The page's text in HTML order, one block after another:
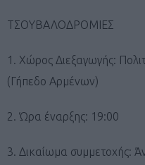
ΤΣΟΥΒΑΛΟΔΡΟΜΙΕΣ
1. Χώρος Διεξαγωγής:
(Γήπεδο Αρμένων)
2. Ώρα έναρξης: 19:00
3. Δικαίωμα συμμετοχής: